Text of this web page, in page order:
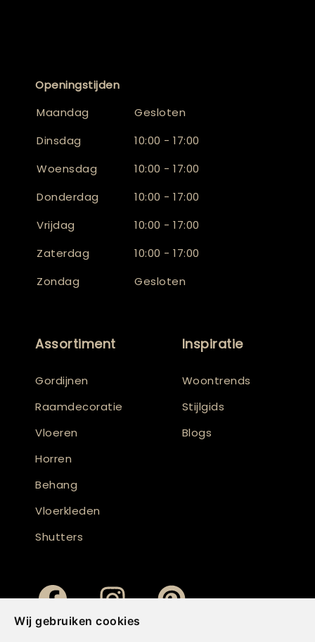
Wij gebruiken cookies
Openingstijden
Maandag
Gesloten
Dinsdag
10:00 - 17:00
Woensdag
10:00 - 17:00
Donderdag
10:00 - 17:00
Vrijdag
10:00 - 17:00
Zaterdag
10:00 - 17:00
Zondag
Gesloten
Assortiment
Gordijnen
Raamdecoratie
Vloeren
Horren
Behang
Vloerkleden
Shutters
Inspiratie
Woontrends
Stijlgids
Blogs